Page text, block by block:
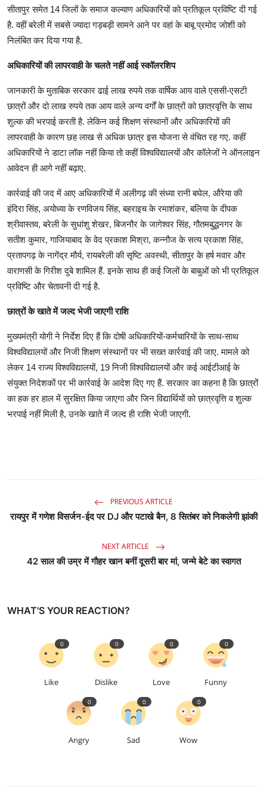
सीतापुर समेत 14 जिलों के समाज कल्याण अधिकारियों को प्रतिकूल प्रविष्टि दी गई
है. वहीं बरेली में सबसे ज्यादा गड़बड़ी सामने आने पर वहां के बाबू प्रमोद जोशी को
निलंबित कर दिया गया है.
अधिकारियों की लापरवाही के चलते नहीं आई स्कॉलरशिप
जानकारी के मुताबिक सरकार ढाई लाख रुपये तक वार्षिक आय वाले एससी-एसटी
छात्रों और दो लाख रुपये तक आय वाले अन्य वर्गों के छात्रों को छात्रवृत्ति के साथ
शुल्क की भरपाई करती है. लेकिन कई शिक्षण संस्थानों और अधिकारियों की
लापरवाही के कारण छह लाख से अधिक छात्र इस योजना से वंचित रह गए. कहीं
अधिकारियों ने डाटा लॉक नहीं किया तो कहीं विश्वविद्यालयों और कॉलेजों ने ऑनलाइन
आवेदन ही आगे नहीं बढ़ाए.
कार्रवाई की जद में आए अधिकारियों में अलीगढ़ की संध्या रानी बघेल, औरेया की
इंदिरा सिंह, अयोध्या के रणविजय सिंह, बहराइच के रमाशंकर, बलिया के दीपक
श्रीवास्तव, बरेली के सुधांशु शेखर, बिजनौर के जागेश्वर सिंह, गौतमबुद्धनगर के
सतीश कुमार, गाजियाबाद के वेद प्रकाश मिश्रा, कन्नौज के सत्य प्रकाश सिंह,
प्रतापगढ़ के नागेंद्र मौर्य, रायबरेली की सृष्टि अवस्थी, सीतापुर के हर्ष मवार और
वाराणसी के गिरीश दुबे शामिल हैं. इनके साथ ही कई जिलों के बाबुओं को भी प्रतिकूल
प्रविष्टि और चेतावनी दी गई है.
छात्रों के खाते में जल्द भेजी जाएगी राशि
मुख्यमंत्री योगी ने निर्देश दिए हैं कि दोषी अधिकारियों-कर्मचारियों के साथ-साथ
विश्वविद्यालयों और निजी शिक्षण संस्थानों पर भी सख्त कार्रवाई की जाए. मामले को
लेकर 14 राज्य विश्वविद्यालयों, 19 निजी विश्वविद्यालयों और कई आईटीआई के
संयुक्त निदेशकों पर भी कार्रवाई के आदेश दिए गए हैं. सरकार का कहना है कि छात्रों
का हक हर हाल में सुरक्षित किया जाएगा और जिन विद्यार्थियों को छात्रवृत्ति व शुल्क
भरपाई नहीं मिली है, उनके खाते में जल्द ही राशि भेजी जाएगी.
PREVIOUS ARTICLE
रायपुर में गणेश विसर्जन-ईद पर DJ और पटाखे बैन, 8 सितंबर को निकलेगी झांकी
NEXT ARTICLE
42 साल की उम्र में गौहर खान बनीं दूसरी बार मां, जन्मे बेटे का स्वागत
WHAT'S YOUR REACTION?
Like
0
Dislike
0
Love
0
Funny
0
Angry
0
Sad
0
Wow
0